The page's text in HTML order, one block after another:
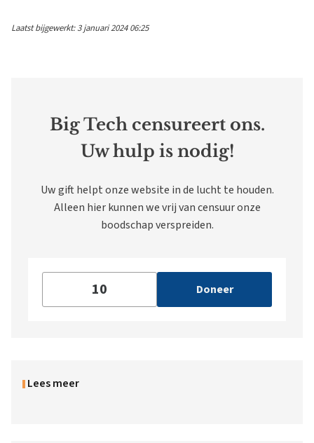
Laatst bijgewerkt: 3 januari 2024 06:25
Big Tech censureert ons.
Uw hulp is nodig!
Uw gift helpt onze website in de lucht te houden.
Alleen hier kunnen we vrij van censuur onze
boodschap verspreiden.
Doneer
Lees meer